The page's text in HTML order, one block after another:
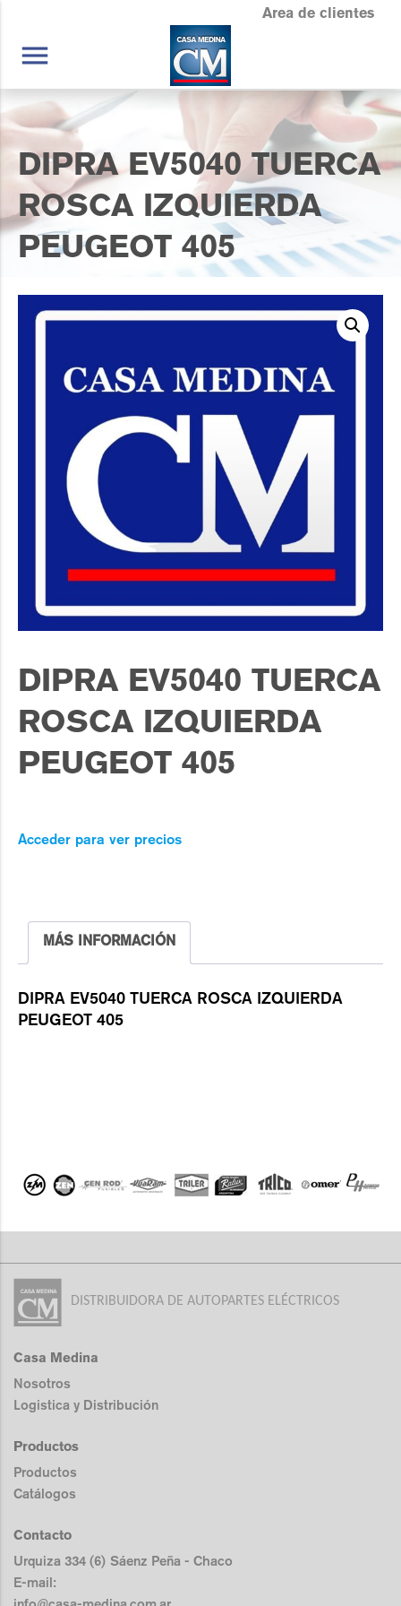
Area de clientes
menu
DIPRA EV5040 TUERCA
ROSCA IZQUIERDA
PEUGEOT 405
DIPRA EV5040 TUERCA
ROSCA IZQUIERDA
PEUGEOT 405
Acceder para ver precios
MÁS INFORMACIÓN
DIPRA EV5040 TUERCA ROSCA IZQUIERDA
PEUGEOT 405
DISTRIBUIDORA DE AUTOPARTES ELÉCTRICOS
Casa Medina
Nosotros
Logistica y Distribución
Productos
Productos
Catálogos
Contacto
Urquiza 334 (6) Sáenz Peña - Chaco
E-mail: